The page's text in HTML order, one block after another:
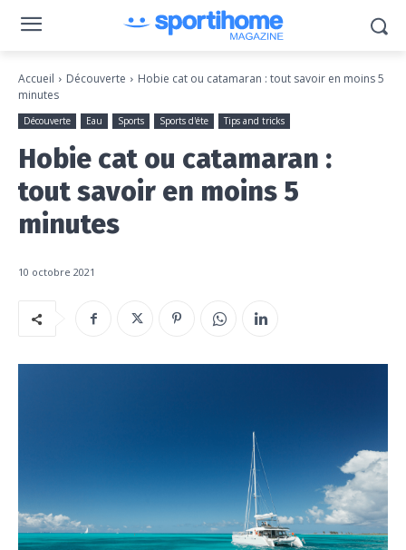
Accueil Découverte
Hobie cat ou catamaran : tout savoir en moins 5
minutes
Découverte Eau Sports Sports d'éte Tips and tricks
Hobie cat ou catamaran :
tout savoir en moins 5
minutes
10 octobre 2021